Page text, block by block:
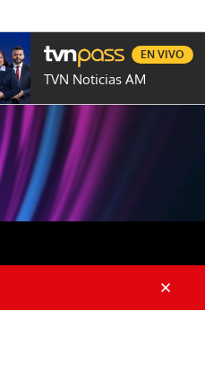
PROGRAMAS GENTE TVN
TVN Noticias AM
EN VIVO